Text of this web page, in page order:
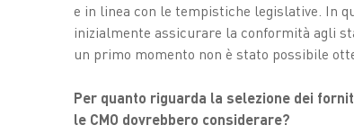
e in linea con le tempistiche legislative. In
inizialmente assicurare la conformità agli
un primo momento non è stato possibile
Per quanto riguarda la selezione dei
le CMO dovrebbero considerare?